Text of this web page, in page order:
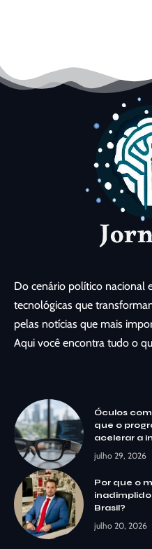
Do cenário político nacional
tecnológicas que
pelas notícias que mais
Aqui você encontra tudo o
Óculos
que o
acelerar a
julho 29, 2026
Por que o
Brasil?
julho 20, 2026